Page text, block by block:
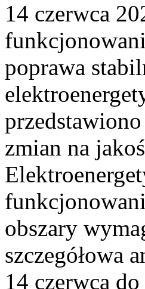
14 czerwca
poprawa
zmian na
obszary
szczegółowa
14 czerwca